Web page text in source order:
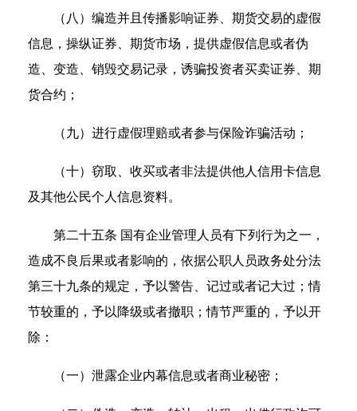
（八）编造并且传播影响证券、期货交易的虚假
信息，操纵证券、期货市场，提供虚假信息或者伪
造、变造、销毁交易记录，诱骗投资者买卖证券、期
货合约；
（九）进行虚假理赔或者参与保险诈骗活动；
（十）窃取、收买或者非法提供他人信用卡信息
及其他公民个人信息资料。
第二十五条 国有企业管理人员有下列行为之一，
造成不良后果或者影响的，依据公职人员政务处分法
第三十九条的规定，予以警告、记过或者记大过；情
节较重的，予以降级或者撤职；情节严重的，予以开
除：
（一）泄露企业内幕信息或者商业秘密；